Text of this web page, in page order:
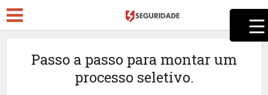
Passo a passo para montar um
processo seletivo.